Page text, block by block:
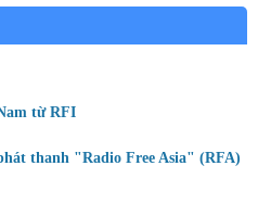
từ RFI
thanh "Radio Free Asia" (RFA)